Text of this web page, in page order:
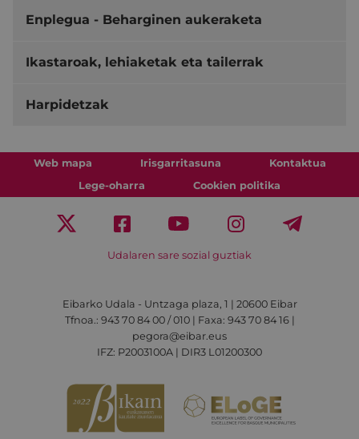
Enplegua - Beharginen aukeraketa
Ikastaroak, lehiaketak eta tailerrak
Harpidetzak
Web mapa Irisgarritasuna
Kontaktua
Lege-oharra
Cookien politika
Udalaren sare sozial guztiak
Eibarko Udala - Untzaga plaza, 1 | 20600 Eibar
Tfnoa.: 943 70 84 00 / 010 | Faxa: 943 70 84 16 |
pegora@eibar.eus
IFZ: P2003100A | DIR3 L01200300